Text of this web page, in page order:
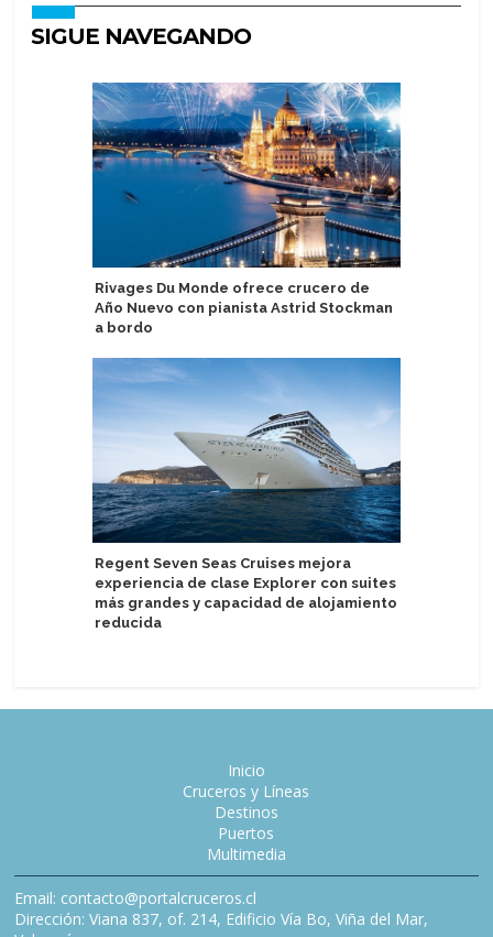
SIGUE NAVEGANDO
Rivages Du Monde ofrece crucero de
Año Nuevo con pianista Astrid Stockman
a bordo
Regent Seven Seas Cruises mejora
experiencia de clase Explorer con suites
más grandes y capacidad de alojamiento
reducida
Inicio
Cruceros y Líneas
Destinos
Puertos
Multimedia
Email: contacto@portalcruceros.cl
Dirección: Viana 837, of. 214, Edificio Vía Bo, Viña del Mar,